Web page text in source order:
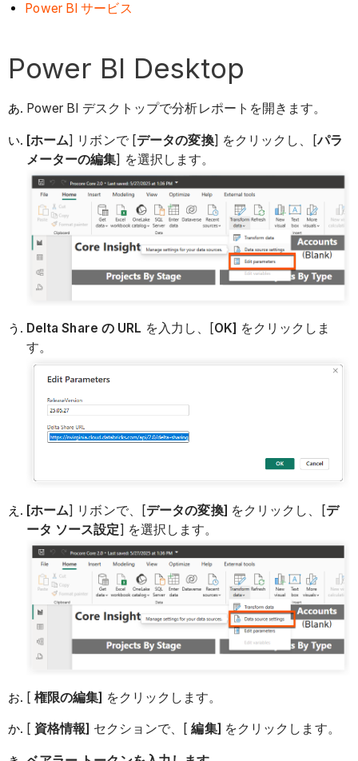
Power BI サービス
Power BI Desktop
Power BI デスクトップで分析レポートを開きます。
[ホーム] リボンで [データの変換] をクリックし、[パラ
メーターの編集] を選択します。
Delta Share の URL を入力し、[OK] をクリックしま
す。
[ホーム] リボンで、[データの変換] をクリックし、[デ
ータ ソース設定] を選択します。
[ 権限の編集] をクリックします。
[ 資格情報] セクションで、[編集] をクリックします。